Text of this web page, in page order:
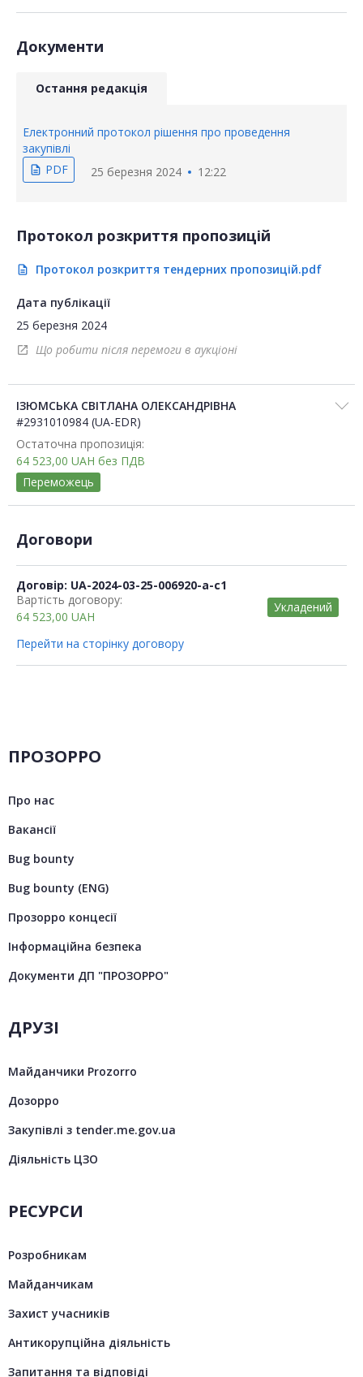
Документи
Остання редакція
Електронний протокол рішення про проведення
закупівлі
description PDF 25 березня 2024 12:22
Протокол розкриття пропозицій
description Протокол розкриття тендерних пропозицій.pdf
Дата публікації
25 березня 2024
open_in_new Що робити після перемоги в аукціоні
ІЗЮМСЬКА СВІТЛАНА ОЛЕКСАНДРІВНА
#2931010984 (UA-EDR)
Остаточна пропозиція:
64 523,00 UAH без ПДВ
Переможець
Договори
Договір: UA-2024-03-25-006920-a-c1
Вартість договору:
64 523,00 UAH
Укладений
Перейти на сторінку договору
ПРОЗОРРО
Про нас
Вакансії
Bug bounty
Bug bounty (ENG)
Прозорро концесії
Інформаційна безпека
Документи ДП "ПРОЗОРРО"
ДРУЗІ
Майданчики Prozorro
Дозорро
Закупівлі з tender.me.gov.ua
Діяльність ЦЗО
РЕСУРСИ
Розробникам
Майданчикам
Захист учасників
Антикорупційна діяльність
Запитання та відповіді